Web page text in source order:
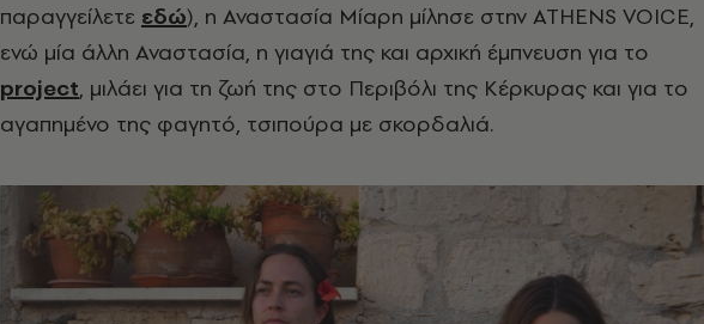
παραγγείλετε εδώ), η Αναστασία Μίαρη μίλησε στην ATHENS VOICE,
ενώ μία άλλη Αναστασία, η γιαγιά της και αρχική έμπνευση για το
project, μιλάει για τη ζωή της στο Περιβόλι της Κέρκυρας και για το
αγαπημένο της φαγητό, τσιπούρα με σκορδαλιά.